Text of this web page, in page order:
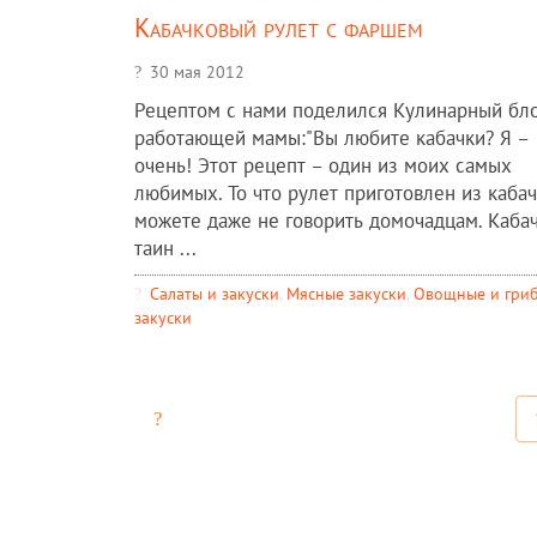
Кабачковый рулет с фаршем
30 мая 2012
Рецептом с нами поделился Кулинарный
работающей мамы:"Вы любите кабачки? Я –
очень! Этот рецепт – один из моих самых
любимых. То что рулет приготовлен из
можете даже не говорить домочадцам.
таин ...
Салаты и закуски, Мясные закуски, Овощные и
закуски